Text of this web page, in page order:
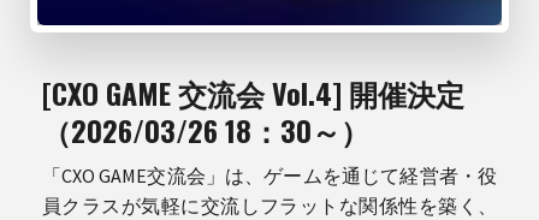
[CXO GAME 交流会 Vol.4] 開催決定
（2026/03/26 18：30～）
「CXO GAME交流会」は、ゲームを通じて経営者・役
員クラスが気軽に交流しフラットな関係性を築く、